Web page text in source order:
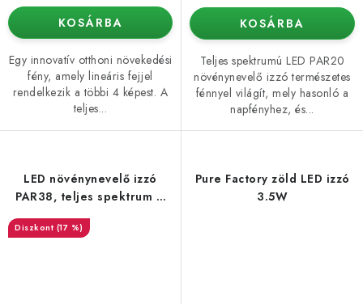
KOSÁRBA
Egy innovatív otthoni növekedési
fény, amely lineáris fejjel
rendelkezik a többi 4 képest. A
teljes...
KOSÁRBA
Teljes spektrumú LED PAR20
növénynevelő izzó természetes
fénnyel világít, mely hasonló a
napfényhez, és...
LED növénynevelő izzó
PAR38, teljes spektrum –
(17 %)
Pure Factory zöld LED izzó
3.5W